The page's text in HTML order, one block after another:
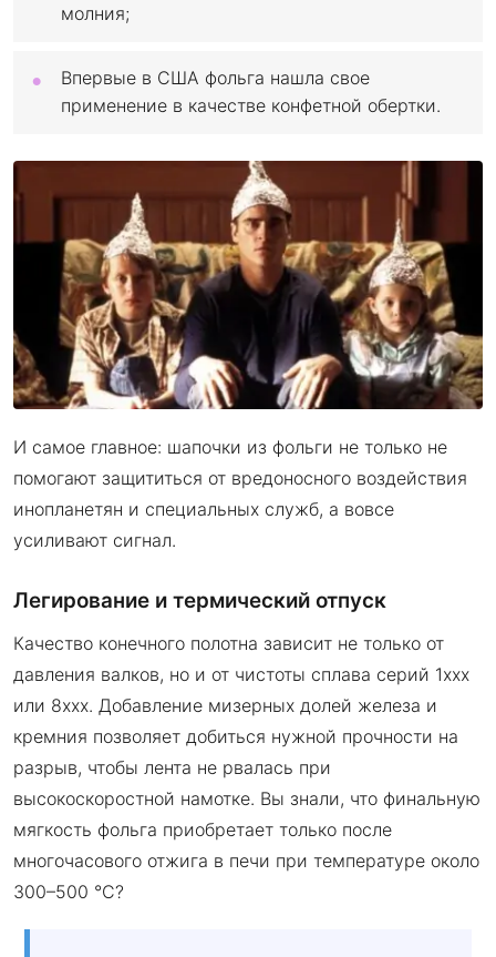
молния;
Впервые в США фольга нашла свое
применение в качестве конфетной обертки.
И самое главное: шапочки из фольги не только не
помогают защититься от вредоносного воздействия
инопланетян и специальных служб, а вовсе
усиливают сигнал.
Легирование и термический отпуск
Качество конечного полотна зависит не только от
давления валков, но и от чистоты сплава серий 1xxx
или 8xxx. Добавление мизерных долей железа и
кремния позволяет добиться нужной прочности на
разрыв, чтобы лента не рвалась при
высокоскоростной намотке. Вы знали, что финальную
мягкость фольга приобретает только после
многочасового отжига в печи при температуре около
300–500 °C?